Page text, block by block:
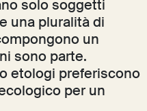
solo soggetti
una pluralità di
un
sono parte.
etologi preferiscono
per un